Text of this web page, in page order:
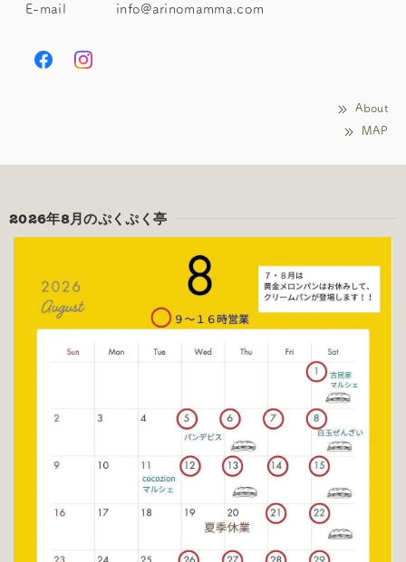
E-mail
info@arinomamma.com
About
MAP
2026年8月のぷくぷく亭